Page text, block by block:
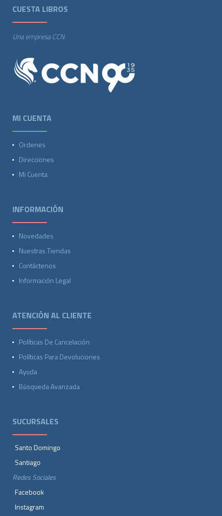
CUESTA LIBROS
Una empresa CCN
MI CUENTA
Ordenes
Direcciones
Mi Cuenta
INFORMACIÓN
Novedades
Nuestras Tiendas
Contáctenos
Información Legal
ATENCIÓN AL CLIENTE
Políticas De Cancelación
Políticas Para Devoluciones
Ayuda
Búsqueda Avanzada
SUCURSALES
Santo Domingo
Santiago
Redes Sociales
Facebook
Instagram